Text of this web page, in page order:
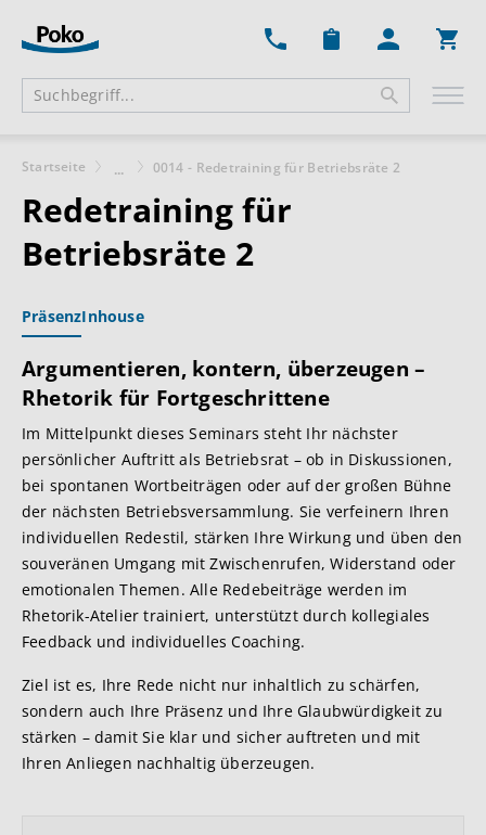
Startseite ... 0014 - Redetraining für Betriebsräte 2
Redetraining für
Betriebsräte 2
PräsenzInhouse
Argumentieren, kontern, überzeugen –
Rhetorik für Fortgeschrittene
Im Mittelpunkt dieses Seminars steht Ihr nächster
persönlicher Auftritt als Betriebsrat – ob in Diskussionen,
bei spontanen Wortbeiträgen oder auf der großen Bühne
der nächsten Betriebsversammlung. Sie verfeinern Ihren
individuellen Redestil, stärken Ihre Wirkung und üben den
souveränen Umgang mit Zwischenrufen, Widerstand oder
emotionalen Themen. Alle Redebeiträge werden im
Rhetorik-Atelier trainiert, unterstützt durch kollegiales
Feedback und individuelles Coaching.
Ziel ist es, Ihre Rede nicht nur inhaltlich zu schärfen,
sondern auch Ihre Präsenz und Ihre Glaubwürdigkeit zu
stärken – damit Sie klar und sicher auftreten und mit
Ihren Anliegen nachhaltig überzeugen.